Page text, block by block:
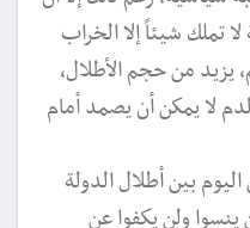
تملك شيئاً إلا الخراب
من حجم الأطلال،
لا يمكن أن يصمد أمام
بين أطلال الدولة
ينسوا ولن يكفوا عن